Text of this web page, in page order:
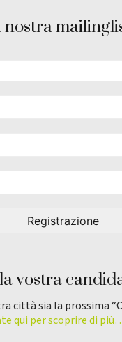
vostra
città sia la prossima
qui per scoprire di